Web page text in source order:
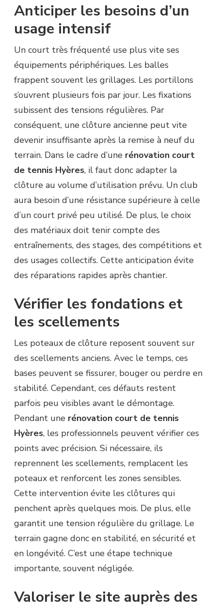
Anticiper les besoins d’un
usage intensif
Un court très fréquenté use plus vite ses
équipements périphériques. Les balles
frappent souvent les grillages. Les portillons
s’ouvrent plusieurs fois par jour. Les fixations
subissent des tensions régulières. Par
conséquent, une clôture ancienne peut vite
devenir insuffisante après la remise à neuf du
terrain. Dans le cadre d’une rénovation court
de tennis Hyères, il faut donc adapter la
clôture au volume d’utilisation prévu. Un club
aura besoin d’une résistance supérieure à celle
d’un court privé peu utilisé. De plus, le choix
des matériaux doit tenir compte des
entraînements, des stages, des compétitions et
des usages collectifs. Cette anticipation évite
des réparations rapides après chantier.
Vérifier les fondations et
les scellements
Les poteaux de clôture reposent souvent sur
des scellements anciens. Avec le temps, ces
bases peuvent se fissurer, bouger ou perdre en
stabilité. Cependant, ces défauts restent
parfois peu visibles avant le démontage.
Pendant une rénovation court de tennis
Hyères, les professionnels peuvent vérifier ces
points avec précision. Si nécessaire, ils
reprennent les scellements, remplacent les
poteaux et renforcent les zones sensibles.
Cette intervention évite les clôtures qui
penchent après quelques mois. De plus, elle
garantit une tension régulière du grillage. Le
terrain gagne donc en stabilité, en sécurité et
en longévité. C’est une étape technique
importante, souvent négligée.
Valoriser le site auprès des